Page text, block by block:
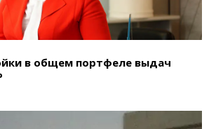
в общем портфеле выдач